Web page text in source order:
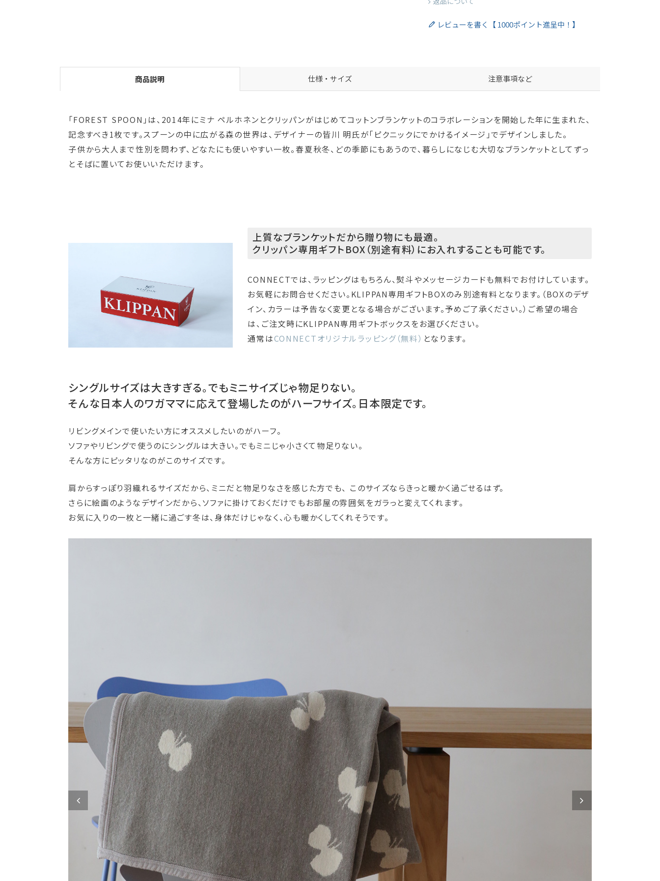
レビューを書く【 1000ポイント進呈中！】
商品説明 仕様・サイズ 注意事項など
「FOREST SPOON」は、2014年にミナ ペルホネンとクリッパンがはじめてコットンブランケットのコラボレーションを開始した年に生まれた、
記念すべき1枚です。スプーンの中に広がる森の世界は、デザイナーの皆川 明氏が「ピクニックにでかけるイメージ」でデザインしました。
子供から大人まで性別を問わず、どなたにも使いやすい一枚。春夏秋冬、どの季節にもあうので、暮らしになじむ大切なブランケットとしてずっ
とそばに置いてお使いいただけます。
上質なブランケットだから贈り物にも最適。
クリッパン専用ギフトBOX（別途有料）にお入れすることも可能です。
CONNECTでは、ラッピングはもちろん、熨斗やメッセージカードも無料でお付けしています。
お気軽にお問合せください。KLIPPAN専用ギフトBOXのみ別途有料となります。（BOXのデザ
イン、カラーは予告なく変更となる場合がございます。予めご了承ください。）ご希望の場合
は、ご注文時にKLIPPAN専用ギフトボックスをお選びください。
通常はCONNECTオリジナルラッピング（無料） となります。
シングルサイズは大きすぎる。でもミニサイズじゃ物足りない。
そんな日本人のワガママに応えて登場したのがハーフサイズ。日本限定です。
リビングメインで使いたい方にオススメしたいのがハーフ。
ソファやリビングで使うのにシングルは大きい。でもミニじゃ小さくて物足りない。
そんな方にピッタリなのがこのサイズです。
肩からすっぽり羽織れるサイズだから、ミニだと物足りなさを感じた方でも、 このサイズならきっと暖かく過ごせるはず。
さらに絵画のようなデザインだから、ソファに掛けておくだけでもお部屋の雰囲気をガラっと変えてくれます。
お気に入りの一枚と一緒に過ごす冬は、身体だけじゃなく、心も暖かくしてくれそうです。